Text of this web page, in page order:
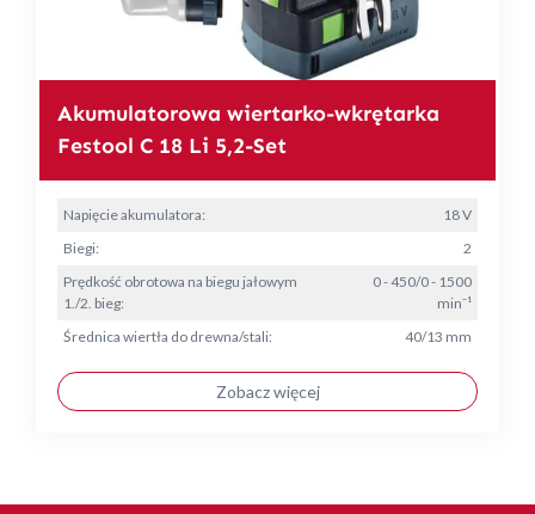
Akumulatorowa wiertarko-wkrętarka
Festool C 18 Li 5,2-Set
Napięcie akumulatora:
18 V
Biegi:
2
Prędkość obrotowa na biegu jałowym
1./2. bieg:
0 - 450/0 - 1500
min⁻¹
Średnica wiertła do drewna/stali:
40/13 mm
Zobacz więcej